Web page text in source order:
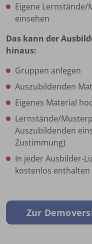
Eigene
einsehen
Das kann der
hinaus:
Gruppen anlegen
Auszubildenden
Eigenes Material
Lernstände/
Auszubildenden
Zustimmung)
In jeder Ausbilder-
kostenlos enthalten
Zur